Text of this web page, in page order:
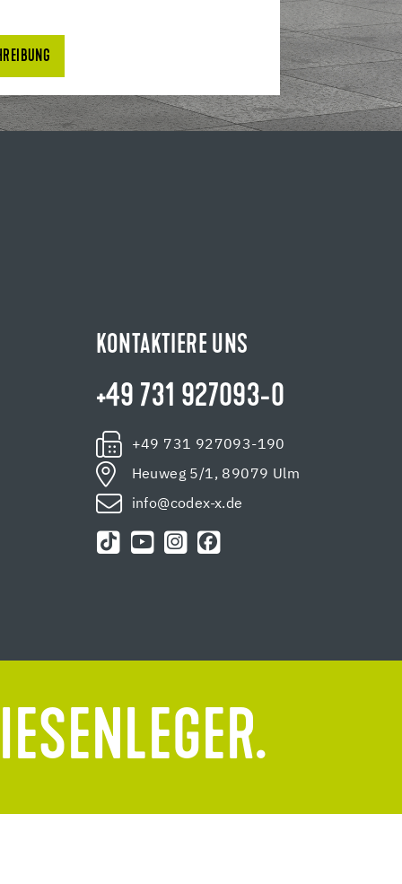
KONTAKTIERE UNS
+49 731 927093-0
+49 731 927093-190
Heuweg 5/1, 89079 Ulm
info@codex-x.de